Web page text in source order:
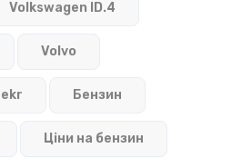
Volkswagen ID.4
Volvo
Бензин
Ціни на бензин